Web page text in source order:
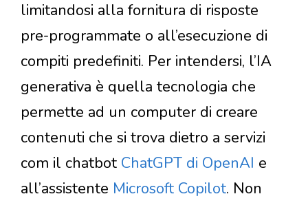
limitandosi alla fornitura di risposte
pre-programmate o all’esecuzione di
compiti predefiniti. Per intendersi, l’IA
generativa è quella tecnologia che
permette ad un computer di creare
contenuti che si trova dietro a servizi
com il chatbot ChatGPT di OpenAI e
all’assistente Microsoft Copilot. Non